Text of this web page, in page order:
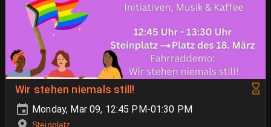
Wir stehen niemals still!
Monday, Mar 09, 12:45 PM-01:30 PM
Steinplatz